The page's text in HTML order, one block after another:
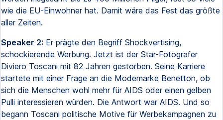
wie die EU-Einwohner hat. Damit wäre das Fest das größte
aller Zeiten.
Speaker 2: Er prägte den Begriff Shockvertising,
schockierende Werbung. Jetzt ist der Star-Fotografer
Diviero Toscani mit 82 Jahren gestorben. Seine Karriere
startete mit einer Frage an die Modemarke Benetton, ob
sich die Menschen wohl mehr für AIDS oder einen gelben
Pulli interessieren würden. Die Antwort war AIDS. Und so
begann Toscani politische Motive für Werbekampagnen zu